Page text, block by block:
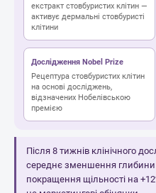
екстракт стовбуристих клітин —
активує дермальні стовбуристі
клітини
Дослідження Nobel Prize
Рецептура стовбуристих клітин
на основі досліджень,
відзначених Нобелівською
премією
Після 8 тижнів клінічного
середнє зменшення
покращення щільності на